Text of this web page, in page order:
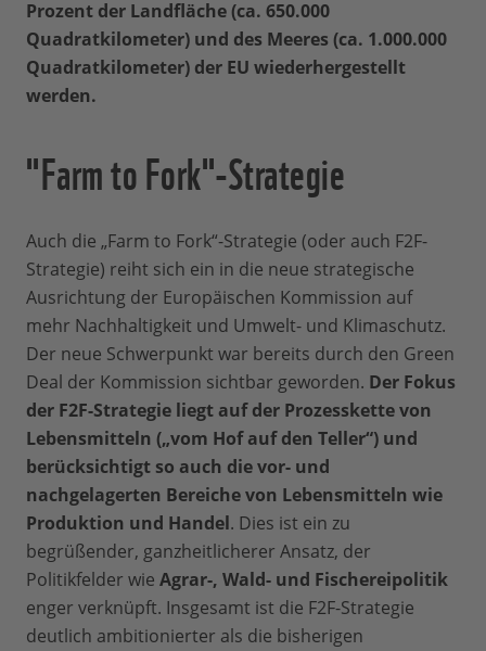
Prozent der Landfläche (ca. 650.000
Quadratkilometer) und des Meeres (ca. 1.000.000
Quadratkilometer) der EU wiederhergestellt
werden.
"Farm to Fork"-Strategie
Auch die „Farm to Fork“-Strategie (oder auch F2F-
Strategie) reiht sich ein in die neue strategische
Ausrichtung der Europäischen Kommission auf
mehr Nachhaltigkeit und Umwelt- und Klimaschutz.
Der neue Schwerpunkt war bereits durch den Green
Deal der Kommission sichtbar geworden. Der Fokus
der F2F-Strategie liegt auf der Prozesskette von
Lebensmitteln („vom Hof auf den Teller“) und
berücksichtigt so auch die vor- und
nachgelagerten Bereiche von Lebensmitteln wie
Produktion und Handel. Dies ist ein zu
begrüßender, ganzheitlicherer Ansatz, der
Politikfelder wie Agrar-, Wald- und Fischereipolitik
enger verknüpft. Insgesamt ist die F2F-Strategie
deutlich ambitionierter als die bisherigen